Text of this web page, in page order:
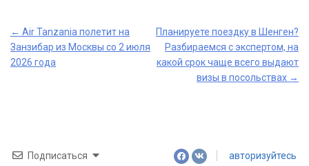
Post
navigation
← Air Tanzania полетит на
Занзибар из Москвы со 2 июля
2026 года
Планируете поездку в Шенген?
Разбираемся с экспертом, на
какой срок чаще всего выдают
визы в посольствах →
Подписаться авторизуйтесь